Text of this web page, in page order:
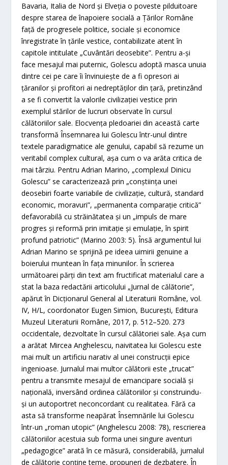
Bavaria, Italia de Nord și Elveția o poveste pilduitoare
despre starea de înapoiere socială a Țărilor Române
față de progresele politice, sociale și economice
înregistrate în țările vestice, contabilizate atent în
capitole intitulate „Cuvântări deosebite”. Pentru a-și
face mesajul mai puternic, Golescu adoptă masca unuia
dintre cei pe care îi învinuiește de a fi opresori ai
țăranilor și profitori ai nedreptăților din țară, pretinzând
a se fi convertit la valorile civilizației vestice prin
exemplul stărilor de lucruri observate în cursul
călătoriilor sale. Elocvența pledoariei din această carte
transformă Însemnarea lui Golescu într-unul dintre
textele paradigmatice ale genului, capabil să rezume un
veritabil complex cultural, așa cum o va arăta critica de
mai târziu. Pentru Adrian Marino, „complexul Dinicu
Golescu” se caracterizează prin „conștiința unei
deosebiri foarte variabile de civilizație, cultură, standard
economic, moravuri”, „permanenta comparație critică”
defavorabilă cu străinătatea și un „impuls de mare
progres și reformă prin imitație și emulație, în spirit
profund patriotic” (Marino 2003: 5). Însă argumentul lui
Adrian Marino se sprijină pe ideea uimirii genuine a
boierului muntean în fața minunilor. În scrierea
următoarei părți din text am fructificat materialul care a
stat la baza redactării articolului „Jurnal de călătorie”,
apărut în Dicționarul General al Literaturii Române, vol.
IV, H/L, coordonator Eugen Simion, București, Editura
Muzeul Literaturii Române, 2017, p. 512–520. 273
occidentale, dezvoltate în cursul călătoriei sale. Așa cum
a arătat Mircea Anghelescu, naivitatea lui Golescu este
mai mult un artificiu narativ al unei construcții epice
ingenioase. Jurnalul mai multor călătorii este „trucat”
pentru a transmite mesajul de emancipare socială și
națională, inversând ordinea călătoriilor și construindu-
și un autoportret neconcordant cu realitatea. Fără ca
asta să transforme neapărat Însemnările lui Golescu
într-un „roman utopic” (Anghelescu 2008: 78), rescrierea
călătoriilor acestuia sub forma unei singure aventuri
„pedagogice” arată în ce măsură, considerabilă, jurnalul
de călătorie conține teme, propuneri de dezbatere. În